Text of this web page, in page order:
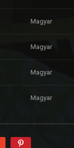
Magyar
Magyar
Magyar
Magyar